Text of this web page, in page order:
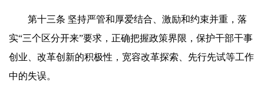
第十三条 坚持严管和厚爱结合、激励和约束并重，落
实“三个区分开来”要求，正确把握政策界限，保护干部干事
创业、改革创新的积极性，宽容改革探索、先行先试等工作
中的失误。